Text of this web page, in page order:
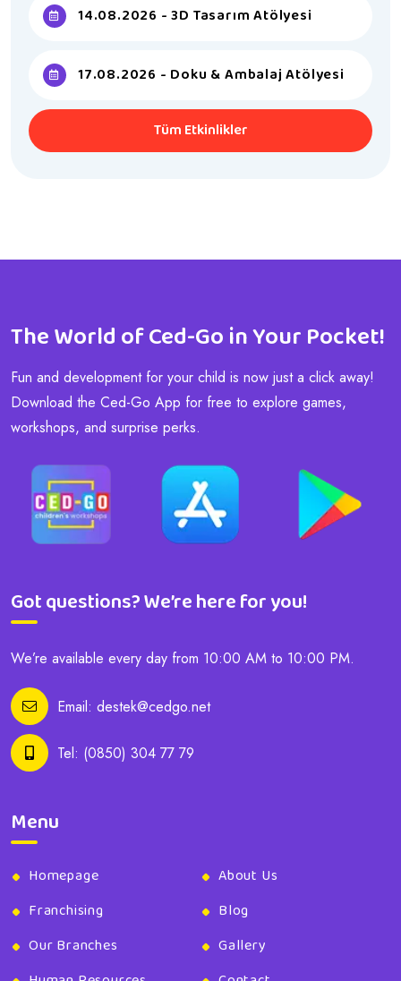
14.08.2026 - 3D Tasarım Atölyesi
17.08.2026 - Doku & Ambalaj Atölyesi
Tüm Etkinlikler
The World of Ced-Go in Your Pocket!
Fun and development for your child is now just a click away!
Download the Ced-Go App for free to explore games,
workshops, and surprise perks.
Got questions? We’re here for you!
We’re available every day from 10:00 AM to 10:00 PM.
Email: destek@cedgo.net
Tel: (0850) 304 77 79
Menu
Homepage
About Us
Franchising
Blog
Our Branches
Gallery